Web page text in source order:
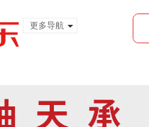
更多导航